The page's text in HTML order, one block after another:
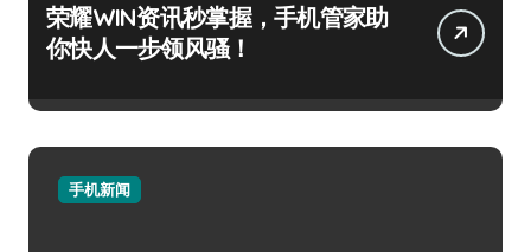
荣耀WIN资讯秒掌握，手机管家助
你快人一步领风骚！
手机新闻